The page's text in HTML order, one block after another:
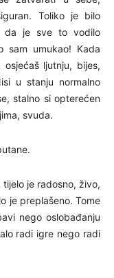
Toliko je bilo
da je sve to vodilo
sam umukao! Kada
ljutnju, bijes,
u stanju normalno
stalno si opterećen
svuda.
je radosno, živo,
je preplašeno. Tome
nego oslobađanju
radi igre nego radi